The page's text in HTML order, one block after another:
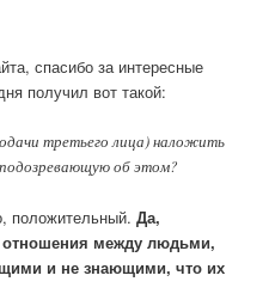
спасибо за интересные
получил вот такой:
третьего лица) наложить
об этом?
положительный.Да,
отношения между людьми,
и не знающими, что их